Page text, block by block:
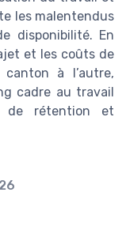
les malentendus
disponibilité. En
et les coûts de
à l’autre,
cadre au travail
de rétention et